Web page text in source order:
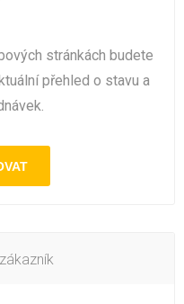
stránkách budete
přehled o stavu a